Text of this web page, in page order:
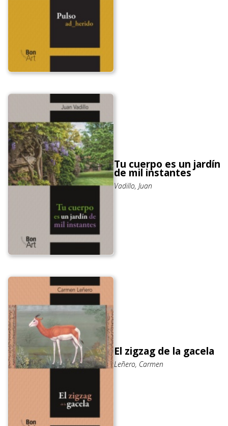
Tu cuerpo es un jardín
de mil instantes
Vadillo, Juan
El zigzag de la gacela
Leñero, Carmen